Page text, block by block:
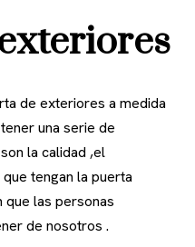
de exteriores a medida
una serie de
la calidad ,el
tengan la puerta
que las personas
de nosotros .